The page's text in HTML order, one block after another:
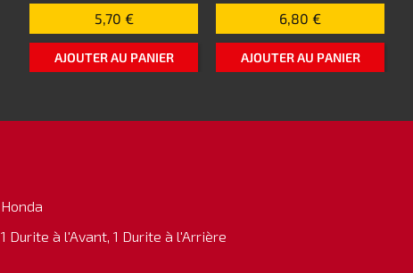
5,70 €
AJOUTER AU PANIER
6,80 €
AJOUTER AU PANIER
Honda
1 Durite à l'Avant, 1 Durite à l'Arrière